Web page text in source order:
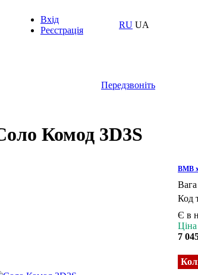
Вхід
Реєстрація
RU UA
Передзвоніть
Комод 3D3S
ВМВ
Код
Є в
7